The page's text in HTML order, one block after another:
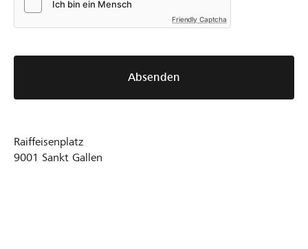
Friendly Captcha
Absenden
Raiffeisenplatz
9001 Sankt Gallen